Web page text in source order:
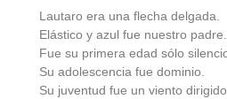
Lautaro era una flecha delgada.
Elástico y azul fue nuestro padre.
Fue su primera edad sólo
Su adolescencia fue dominio.
Su juventud fue un viento dirigido.